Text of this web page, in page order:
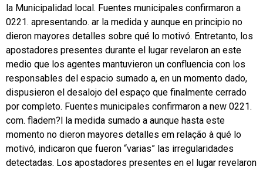
la Municipalidad local. Fuentes municipales confirmaron a
0221. apresentando. ar la medida y aunque en principio no
dieron mayores detalles sobre qué lo motivó. Entretanto, los
apostadores presentes durante el lugar revelaron an este
medio que los agentes mantuvieron un confluencia con los
responsables del espacio sumado a, en un momento dado,
dispusieron el desalojo del espaço que finalmente cerrado
por completo. Fuentes municipales confirmaron a new 0221.
com. fladem?l la medida sumado a aunque hasta este
momento no dieron mayores detalles em relação à qué lo
motivó, indicaron que fueron “varias” las irregularidades
detectadas. Los apostadores presentes en el lugar revelaron